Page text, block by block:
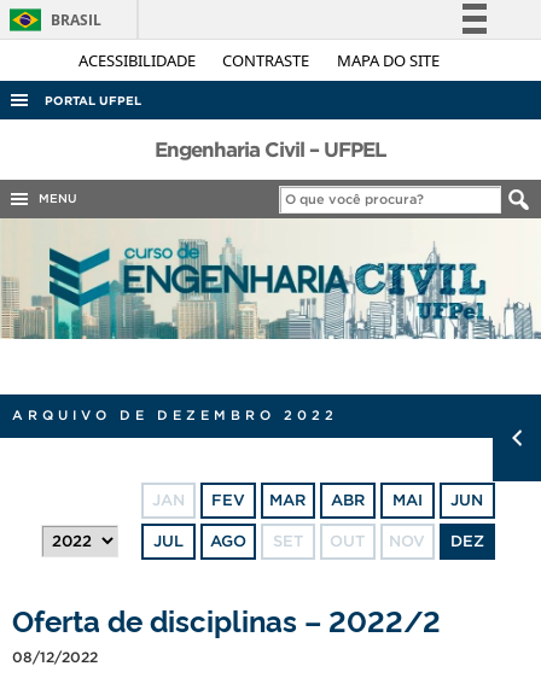
ACESSIBILIDADE CONTRASTE MAPA DO SITE
BRASIL
Simplifique!
Legislação
PORTAL UFPEL
ACESSO À INFORMAÇÃO
AUDITORIA
CONCURSOS
EDITAIS
Engenharia Civil – UFPEL
MENU
ARQUIVO DE DEZEMBRO 2022
JAN FEV MAR ABR MAI JUN
JUL AGO SET OUT NOV DEZ
Oferta de disciplinas – 2022/2
08/12/2022